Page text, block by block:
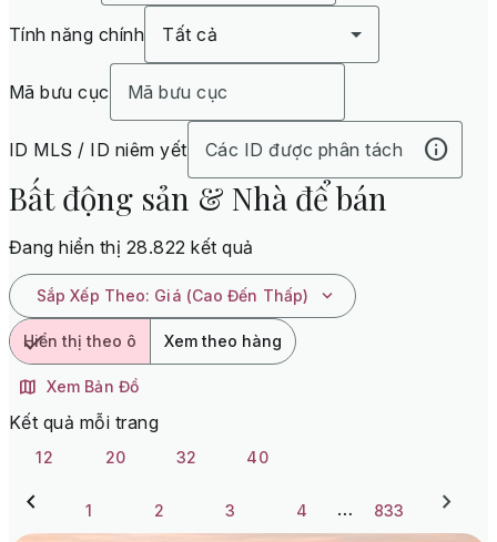
Tính năng chính Tất cả
Mã bưu cục
ID MLS / ID niêm yết
Bất động sản & Nhà để bán
Đang hiển thị 28.822 kết quả
Sắp Xếp Theo: Giá (Cao Đến Thấp)
Hiển thị theo ô Xem theo hàng
Xem Bản Đồ
Kết quả mỗi trang
12 20 32 40
1 2 3 4 … 833